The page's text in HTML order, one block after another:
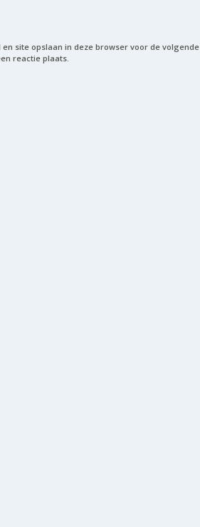
site opslaan in deze browser voor de volgende
reactie plaats.